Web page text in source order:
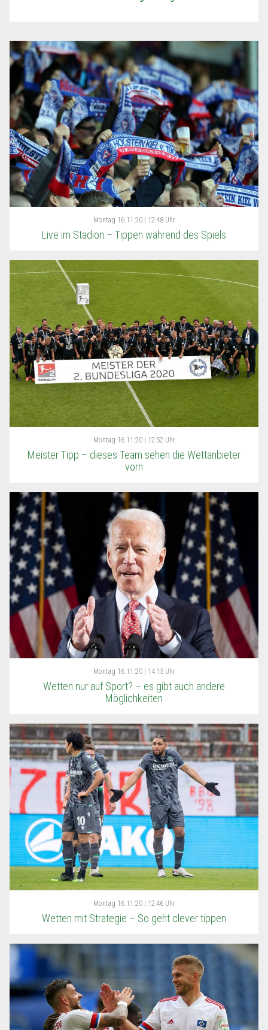
Montag 16.11.20 | 12:48 Uhr
Live im Stadion – Tippen während des Spiels
Montag 16.11.20 | 12:52 Uhr
Meister Tipp – dieses Team sehen die Wettanbieter
vorn
Montag 16.11.20 | 14:15 Uhr
Wetten nur auf Sport? – es gibt auch andere
Möglichkeiten
Montag 16.11.20 | 12:46 Uhr
Wetten mit Strategie – So geht clever tippen